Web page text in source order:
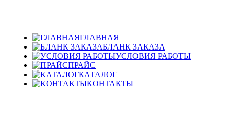
ГЛАВНАЯ
БЛАНК ЗАКАЗА
УСЛОВИЯ РАБОТЫ
ПРАЙС
КАТАЛОГ
КОНТАКТЫ